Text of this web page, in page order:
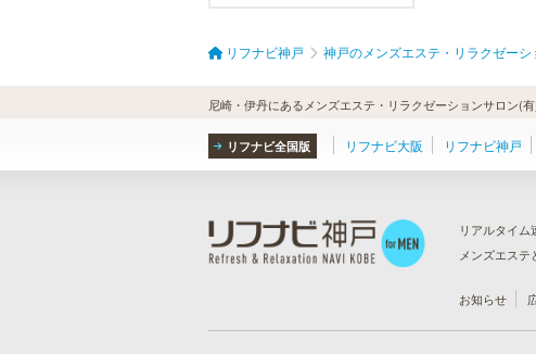
リフナビ神戸 神戸のメンズエステ・リラクゼーシ
尼崎・伊丹にあるメンズエステ・リラクゼーションサロン(
リフナビ全国版 リフナビ大阪 リフナビ神戸
リアルタイム
メンズエステ
お知らせ